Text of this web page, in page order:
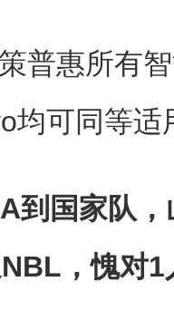
普惠所有
均可同等适
到国家队
，愧对1